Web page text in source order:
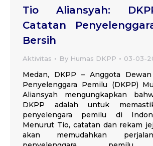
Tio Aliansyah:
Catatan
Bersih
Aktivitas By Humas DKPP 03-03-
Medan, DKPP – Anggota
Penyelenggara Pemilu (DKPP)
Aliansyah mengungkapkan
DKPP adalah untuk
penyelengara pemilu di
Menurut Tio, catatan dan rekam
akan memudahkan